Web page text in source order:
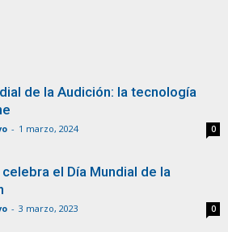
de la Audición: la tecnología
- 1 marzo, 2024 0
el Día Mundial de la
- 3 marzo, 2023 0